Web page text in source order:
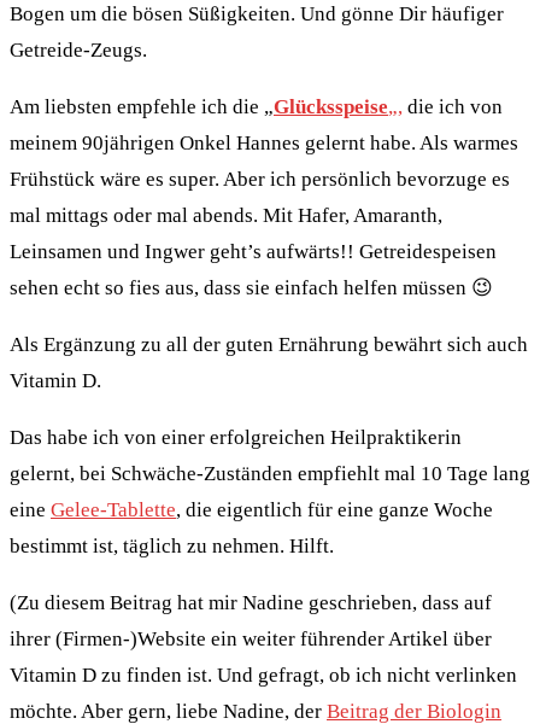
Bogen um die bösen Süßigkeiten. Und gönne Dir häufiger
Getreide-Zeugs.
Am liebsten empfehle ich die „Glücksspeise„, die ich von
meinem 90jährigen Onkel Hannes gelernt habe. Als warmes
Frühstück wäre es super. Aber ich persönlich bevorzuge es
mal mittags oder mal abends. Mit Hafer, Amaranth,
Leinsamen und Ingwer geht’s aufwärts!! Getreidespeisen
sehen echt so fies aus, dass sie einfach helfen müssen 😉
Als Ergänzung zu all der guten Ernährung bewährt sich auch
Vitamin D.
Das habe ich von einer erfolgreichen Heilpraktikerin
gelernt, bei Schwäche-Zuständen empfiehlt mal 10 Tage lang
eine Gelee-Tablette, die eigentlich für eine ganze Woche
bestimmt ist, täglich zu nehmen. Hilft.
(Zu diesem Beitrag hat mir Nadine geschrieben, dass auf
ihrer (Firmen-)Website ein weiter führender Artikel über
Vitamin D zu finden ist. Und gefragt, ob ich nicht verlinken
möchte. Aber gern, liebe Nadine, der Beitrag der Biologin